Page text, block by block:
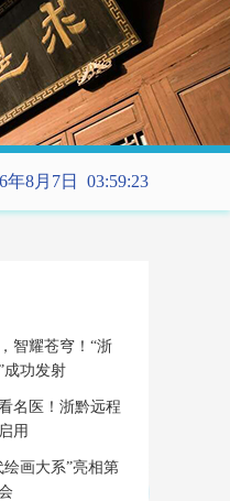
年8月7日 03:59:24
智耀苍穹！“浙
成功发射
名医！浙黔远程
用
绘画大系”亮相第